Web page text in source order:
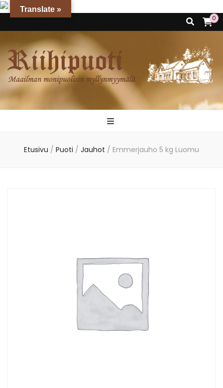
0
Riihipuoti
Maailman monipuolisin myllynmyymälä
Etusivu / Puoti / Jauhot / Emmerjauho 5 kg Luomu
Translate »